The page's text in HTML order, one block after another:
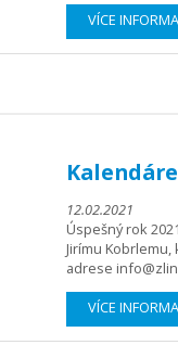
VÍCE
12.02.2021
Úspešný rok
Jirímu
adrese
VÍCE